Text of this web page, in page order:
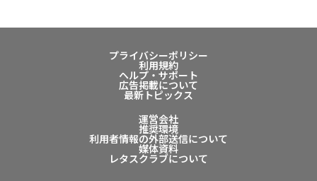
プライバシーポリシー
利用規約
ヘルプ・サポート
広告掲載について
最新トピックス
運営会社
推奨環境
利用者情報の外部送信について
媒体資料
レタスクラブについて